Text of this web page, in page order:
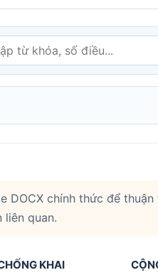
DOCX chính thức để
liên quan.
KHAI